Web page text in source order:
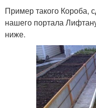
Пример такого Короба,
нашего портала
ниже.